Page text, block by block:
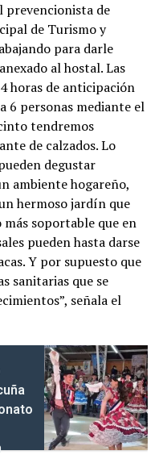
prevencionista de
de Turismo y
para darle
al hostal. Las
horas de anticipación
6 personas mediante el
tendremos
de calzados. Lo
degustar
ambiente hogareño,
hermoso jardín que
soportable que en
pueden hasta darse
Y por supuesto que
sanitarias que se
señala el